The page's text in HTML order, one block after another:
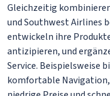
Gleichzeitig
und Southwest Airlines
entwickeln ihre
antizipieren, und
Service. Beispielsweise
komfortable